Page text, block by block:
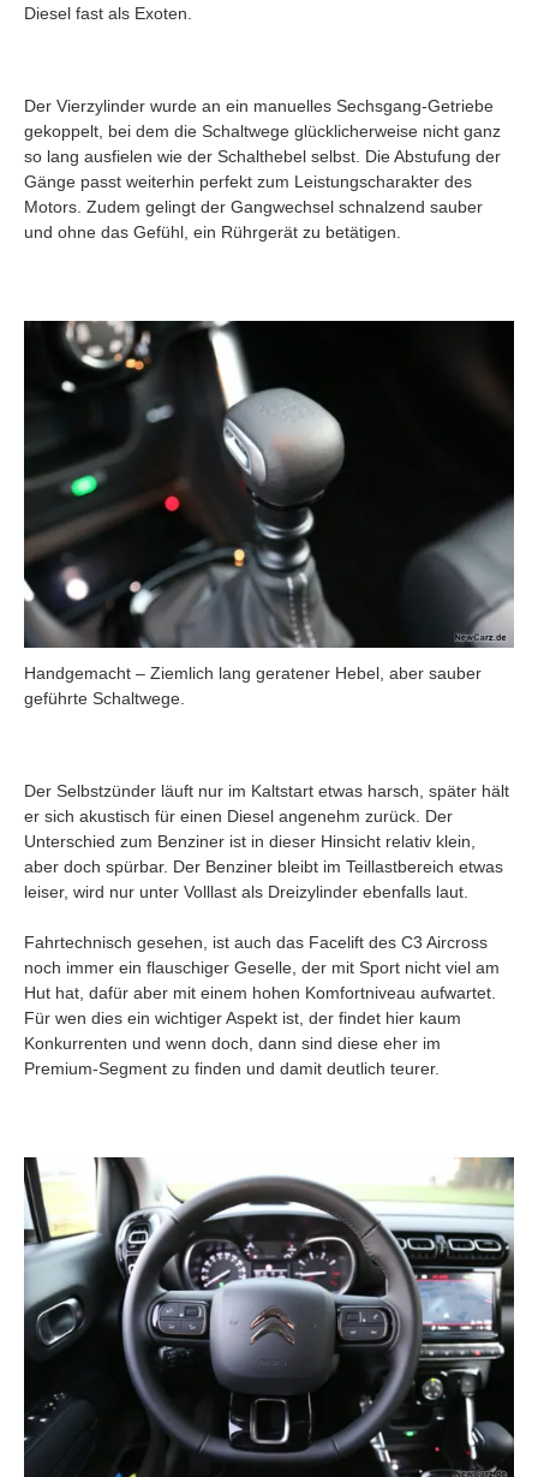
Diesel fast als Exoten.
Der Vierzylinder wurde an ein manuelles Sechsgang-Getriebe
gekoppelt, bei dem die Schaltwege glücklicherweise nicht ganz
so lang ausfielen wie der Schalthebel selbst. Die Abstufung der
Gänge passt weiterhin perfekt zum Leistungscharakter des
Motors. Zudem gelingt der Gangwechsel schnalzend sauber
und ohne das Gefühl, ein Rührgerät zu betätigen.
Handgemacht – Ziemlich lang geratener Hebel, aber sauber
geführte Schaltwege.
Der Selbstzünder läuft nur im Kaltstart etwas harsch, später hält
er sich akustisch für einen Diesel angenehm zurück. Der
Unterschied zum Benziner ist in dieser Hinsicht relativ klein,
aber doch spürbar. Der Benziner bleibt im Teillastbereich etwas
leiser, wird nur unter Volllast als Dreizylinder ebenfalls laut.
Fahrtechnisch gesehen, ist auch das Facelift des C3 Aircross
noch immer ein flauschiger Geselle, der mit Sport nicht viel am
Hut hat, dafür aber mit einem hohen Komfortniveau aufwartet.
Für wen dies ein wichtiger Aspekt ist, der findet hier kaum
Konkurrenten und wenn doch, dann sind diese eher im
Premium-Segment zu finden und damit deutlich teurer.